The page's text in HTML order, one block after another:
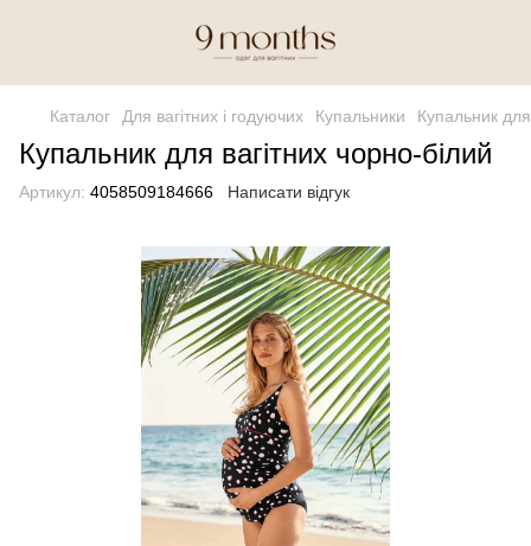
Каталог Для вагітних і годуючих Купальники Купальник
Купальник для вагітних чорно-білий
Артикул: 4058509184666 Написати відгук